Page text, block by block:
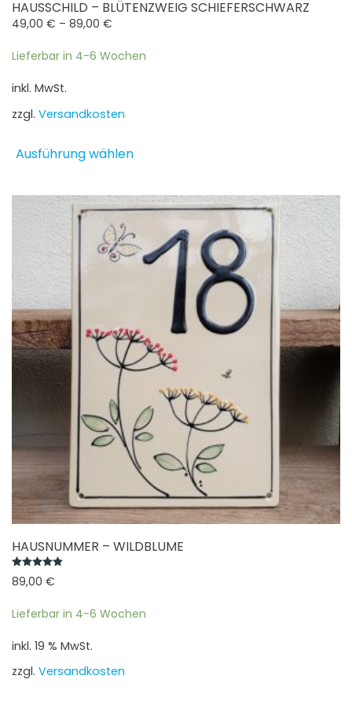
HAUSSCHILD – BLÜTENZWEIG SCHIEFERSCHWARZ
49,00 € – 89,00 €
Lieferbar in 4-6 Wochen
inkl. MwSt.
zzgl. Versandkosten
Ausführung wählen
mehrere
Varianten
Die
Optionen
können
der
Produktseite
gewählt
HAUSNUMMER – WILDBLUME
89,00 €
Lieferbar in 4-6 Wochen
inkl. 19 % MwSt.
zzgl. Versandkosten